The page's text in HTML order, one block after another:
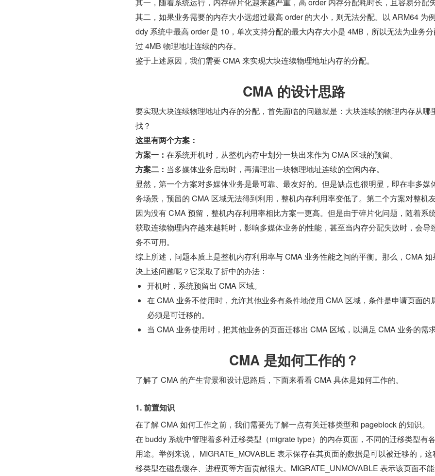
其二，如果业务需要的内存大小远超过最高 order 的大小，则无法分配。以 ARM64 为
ddy 系统中最高 order 是 10，单次支持分配的最大内存大小是 4MB，所以无法为业务分
过 4MB 物理地址连续的内存。
鉴于上述原因，我们需要 CMA 来实现大块连续物理地址内存的分配。
CMA 的设计思路
要实现大块连续物理地址内存的分配，首先面临的问题就是：大块连续的物理内存从哪
找？
这里有两个方案：
方案一： 在系统开机时，从整机内存中划分一块出来作为 CMA 区域的预留。
方案二： 当多媒体业务启动时，再清理出一块物理地址连续的空闲内存。
显然，第一个方案对多媒体业务是最可靠、最友好的。但是缺点也很明显，即在非多媒
务场景，预留的 CMA 区域无法得到利用，整机内存利用率变低了。第二个方案对整机
因为没有 CMA 预留，整机内存利用率相比方案一更高。但是由于碎片化问题，随着系
获取连续物理内存越来越耗时，影响多媒体业务的性能，甚至当内存分配失败时，会导
务不可用。
综上所述，问题本质上是整机内存利用率与 CMA 业务性能之间的平衡。那么，CMA 如
决上述问题呢？它采取了折中的办法：
开机时，系统预留出 CMA 区域。
在 CMA 业务不使用时，允许其他业务有条件地使用 CMA 区域，条件是申请页面的
必须是可迁移的。
当 CMA 业务使用时，把其他业务的页面迁移出 CMA 区域，以满足 CMA 业务的需求
CMA 是如何工作的？
了解了 CMA 的产生背景和设计思路后，下面来看看 CMA 具体是如何工作的。
1. 前置知识
在了解 CMA 如何工作之前，我们需要先了解一点有关迁移类型和 pageblock 的知识。
在 buddy 系统中管理着多种迁移类型（migrate type）的内存页面，不同的迁移类型有
用途。举例来说， MIGRATE_MOVABLE 表示保存在其页面的数据是可以被迁移的，这
移类型在磁盘缓存、进程页等方面贡献很大。MIGRATE_UNMOVABLE 表示该页面不